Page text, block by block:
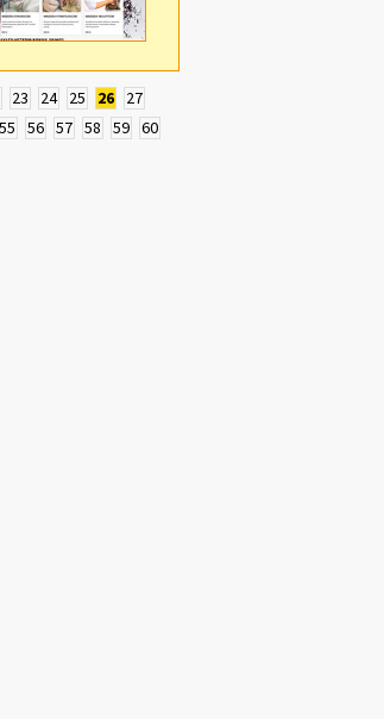
23 24 25 26
27
55 56 57 58 59 60